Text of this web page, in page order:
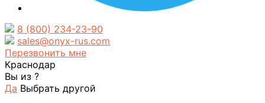
8 (800) 234-23-90
sales@onyx-rus.com
Перезвонить мне
Краснодар
Вы из ?
Да Выбрать другой